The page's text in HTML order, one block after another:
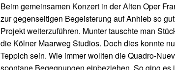
Beim gemeinsamen Konzert in der Alten Oper
zur gegenseitigen Begeisterung auf Anhieb so
Projekt weiterzuführen. Munter tauschte man
die Kölner Maarweg Studios. Doch dies konnte
Teppich sein. Wie immer wollten die Quadro-